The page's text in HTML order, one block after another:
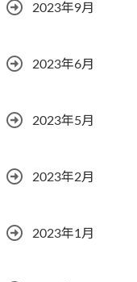
2023年9月
2023年6月
2023年5月
2023年2月
2023年1月